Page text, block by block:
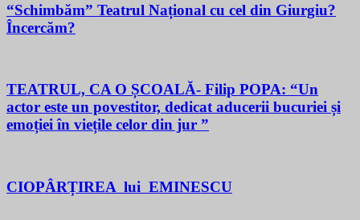
“Schimbăm” Teatrul Național cu cel din Giurgiu?
Încercăm?
TEATRUL, CA O ȘCOALĂ- Filip POPA: “Un
actor este un povestitor, dedicat aducerii bucuriei și
emoției în viețile celor din jur ”
CIOPÂRȚIREA lui EMINESCU